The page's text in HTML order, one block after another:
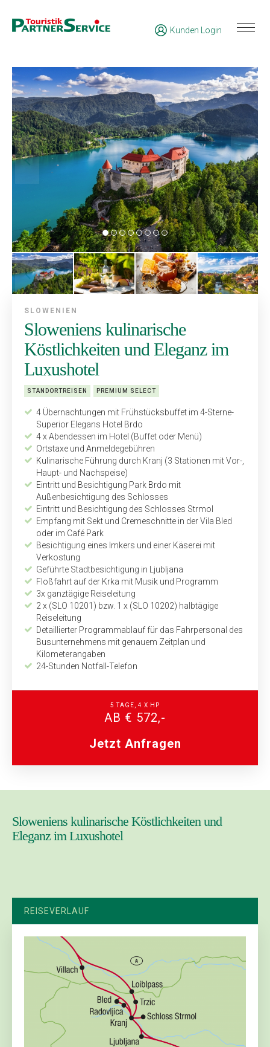
Kunden Login
SLOWENIEN
Sloweniens kulinarische
Köstlichkeiten und Eleganz im
Luxushotel
STANDORTREISEN PREMIUM SELECT
4 Übernachtungen mit Frühstücksbuffet im 4-Sterne-
Superior Elegans Hotel Brdo
4 x Abendessen im Hotel (Buffet oder Menü)
Ortstaxe und Anmeldegebühren
Kulinarische Führung durch Kranj (3 Stationen mit Vor-,
Haupt- und Nachspeise)
Eintritt und Besichtigung Park Brdo mit
Außenbesichtigung des Schlosses
Eintritt und Besichtigung des Schlosses Strmol
Empfang mit Sekt und Cremeschnitte in der Vila Bled
oder im Café Park
Besichtigung eines Imkers und einer Käserei mit
Verkostung
Geführte Stadtbesichtigung in Ljubljana
Floßfahrt auf der Krka mit Musik und Programm
3x ganztägige Reiseleitung
2 x (SLO 10201) bzw. 1 x (SLO 10202) halbtägige
Reiseleitung
Detaillierter Programmablauf für das Fahrpersonal des
Busunternehmens mit genauem Zeitplan und
Kilometerangaben
24-Stunden Notfall-Telefon
5 TAGE, 4 X HP
AB € 572,-
Jetzt Anfragen
Sloweniens kulinarische Köstlichkeiten und
Eleganz im Luxushotel
REISEVERLAUF